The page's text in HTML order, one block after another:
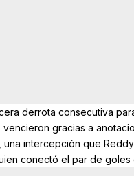
derrota consecutiva
vencieron gracias a
una intercepción que
conectó el par de